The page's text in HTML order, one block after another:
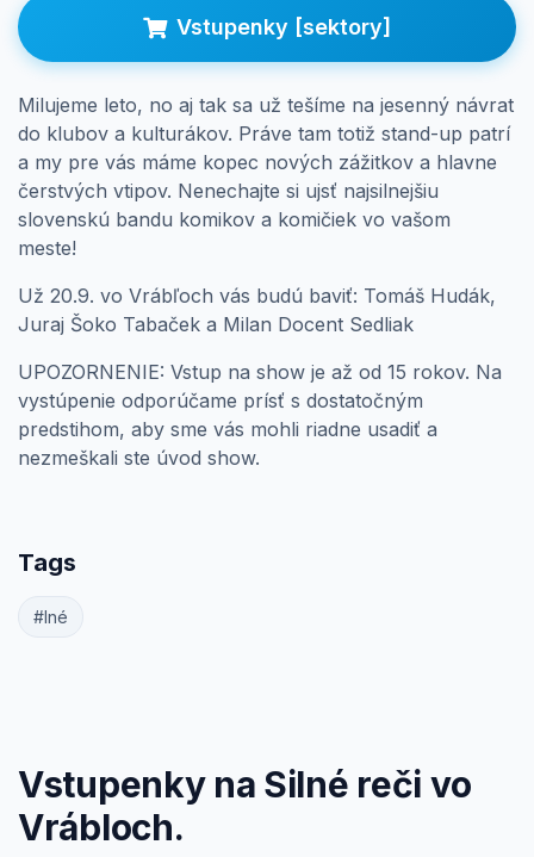
Prihlásenie Vstupenky [sektory]
Milujeme leto, no aj tak sa už tešíme na jesenný návrat
do klubov a kulturákov. Práve tam totiž stand-up patrí
a my pre vás máme kopec nových zážitkov a hlavne
čerstvých vtipov. Nenechajte si ujsť najsilnejšiu
slovenskú bandu komikov a komičiek vo vašom
meste!
Už 20.9. vo Vrábľoch vás budú baviť: Tomáš Hudák,
Juraj Šoko Tabaček a Milan Docent Sedliak
UPOZORNENIE: Vstup na show je až od 15 rokov. Na
vystúpenie odporúčame prísť s dostatočným
predstihom, aby sme vás mohli riadne usadiť a
nezmeškali ste úvod show.
Tags
#Iné
Vstupenky na Silné reči vo
Vrábloch.